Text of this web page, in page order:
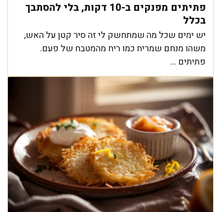
פתיתים מפנקים ב-10 דקות, בלי להסתבך
בכלל
יש ימים שכל מה שמתחשק לי זה סיר קטן על האש,
משהו מנחם שמריח כמו ריח מהמטבח של פעם.
פתיתים ...